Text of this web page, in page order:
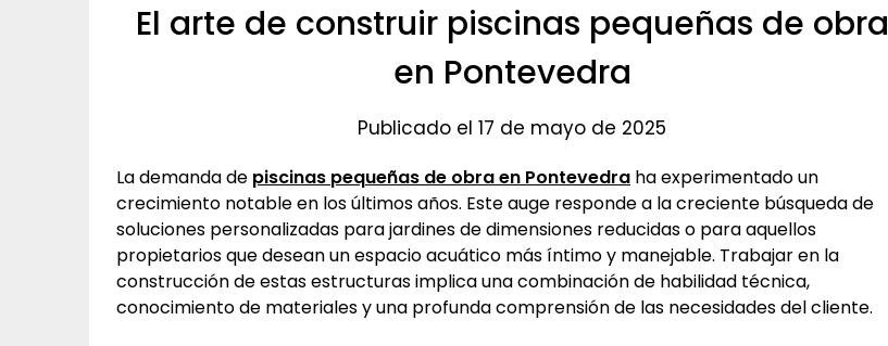
El arte de construir piscinas pequeñas de obra
en Pontevedra
Publicado el 17 de mayo de 2025
La demanda de piscinas pequeñas de obra en Pontevedra ha experimentado un
crecimiento notable en los últimos años. Este auge responde a la creciente búsqueda de
soluciones personalizadas para jardines de dimensiones reducidas o para aquellos
propietarios que desean un espacio acuático más íntimo y manejable. Trabajar en la
construcción de estas estructuras implica una combinación de habilidad técnica,
conocimiento de materiales y una profunda comprensión de las necesidades del cliente.